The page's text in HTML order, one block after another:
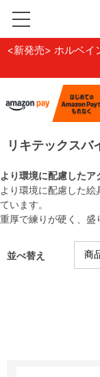
<新発売> ホルベイ
リキテックスバ
より環境に配慮したア
より環境に配慮した
ています。
重厚で練りが硬く、盛
並べ替え